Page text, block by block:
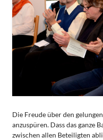
Die Freude über den
anzuspüren. Dass das ganze
zwischen allen Beteiligten